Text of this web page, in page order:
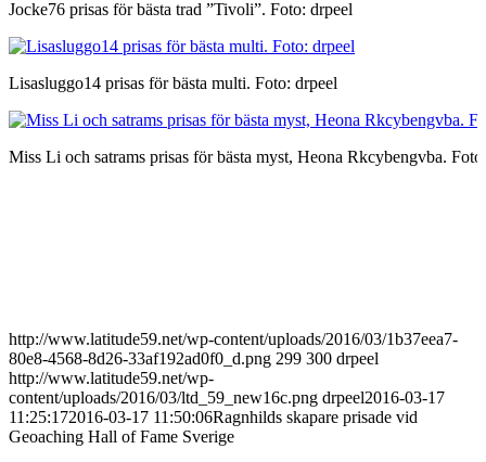
Jocke76 prisas för bästa trad ”Tivoli”. Foto: drpeel
Lisasluggo14 prisas för bästa multi. Foto: drpeel
Miss Li och satrams prisas för bästa myst, Heona Rkcybengvba.
http://www.latitude59.net/wp-content/uploads/2016/03/1b37eea7-
80e8-4568-8d26-33af192ad0f0_d.png 299 300 drpeel
http://www.latitude59.net/wp-
content/uploads/2016/03/ltd_59_new16c.png drpeel2016-03-17
11:25:172016-03-17 11:50:06Ragnhilds skapare prisade vid
Geoaching Hall of Fame Sverige